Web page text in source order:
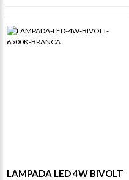
LAMPADA LED 4W BIVOLT